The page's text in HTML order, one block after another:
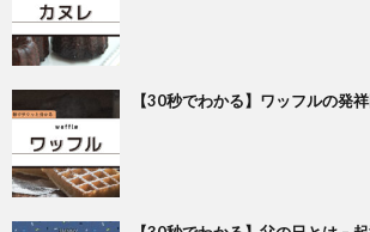
【30秒でわかる】ワッフルの発